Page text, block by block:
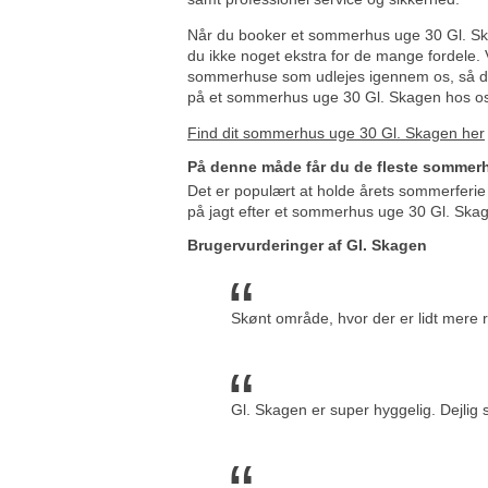
Når du booker et sommerhus uge 30 Gl.
du ikke noget ekstra for de mange fordele.
sommerhuse som udlejes igennem os, så
på et sommerhus uge 30 Gl. Skagen hos
Find dit sommerhus uge 30 Gl. Skagen her
På denne måde får du de fleste
Det er populært at holde årets
på jagt efter et sommerhus uge 30 Gl.
Brugervurderinger af Gl. Skagen
Skønt område, hvor der er lidt mere
Gl. Skagen er super hyggelig. Dejlig